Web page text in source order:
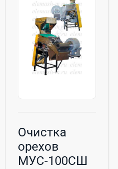
Очистка
орехов
МУС-100СШ